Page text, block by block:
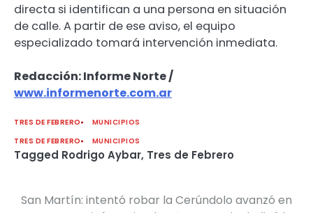
directa si identifican a una persona en situación
de calle. A partir de ese aviso, el equipo
especializado tomará intervención inmediata.
Redacción: Informe Norte /
www.informenorte.com.ar
TRES DE FEBRERO
MUNICIPIOS
TRES DE FEBRERO
MUNICIPIOS
Tagged Rodrigo Aybar, Tres de Febrero
Navegación
San Martín: intentó robar la Cerúndolo avanzó en